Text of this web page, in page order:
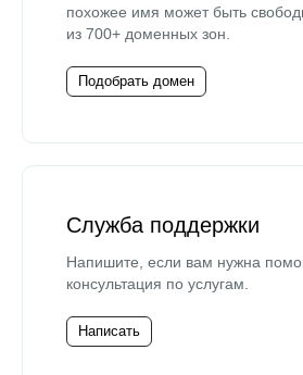
похожее имя может быть
из 700+ доменных зон.
Подобрать домен
Служба поддержки
Напишите, если вам нужна
консультация по услугам.
Написать